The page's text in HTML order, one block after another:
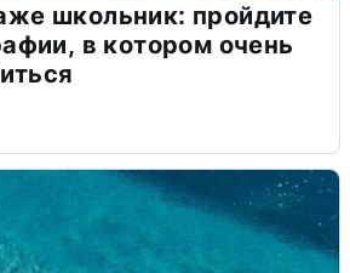
школьник: пройдите
в котором очень